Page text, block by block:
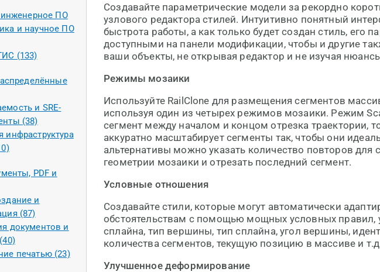
ПО
и научное ПО
(133)
и SRE-
(38)
инфраструктура
PDF и
и
(87)
документов и
печатью (23)
Создавайте параметрические модели за рекордно
узлового редактора стилей. Интуитивно понятный
быстрота работы, а как только будет создан стиль, его
доступными на панели модификации, чтобы и другие
ваши объекты, не открывая редактор и не изучая
Режимы мозаики
Используйте RailClone для размещения сегментов
используя один из четырех режимов мозаики. Режим
сегмент между началом и концом отрезка траектории,
аккуратно масштабирует сегменты так, чтобы они
альтернативы можно указать количество повторов для
геометрии мозаики и отрезать последний сегмент.
Условные отношения
Создавайте стили, которые могут автоматически
обстоятельствам с помощью мощных условных правил,
сплайна, тип вершины, тип сплайна, угол вершины,
количества сегментов, текущую позицию в массиве и
Улучшенное деформирование